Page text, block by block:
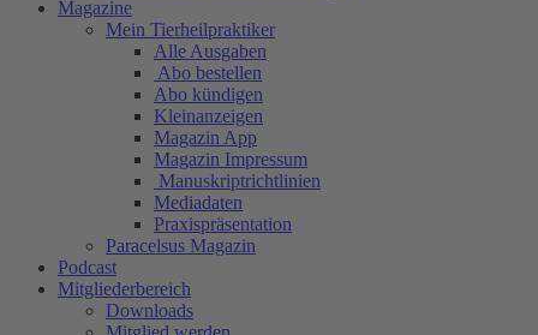
Magazine
Mein Tierheilpraktiker
Alle Ausgaben
Abo bestellen
Abo kündigen
Kleinanzeigen
Magazin App
Magazin Impressum
Manuskriptrichtlinien
Mediadaten
Praxispräsentation
Paracelsus Magazin
Podcast
Mitgliederbereich
Downloads